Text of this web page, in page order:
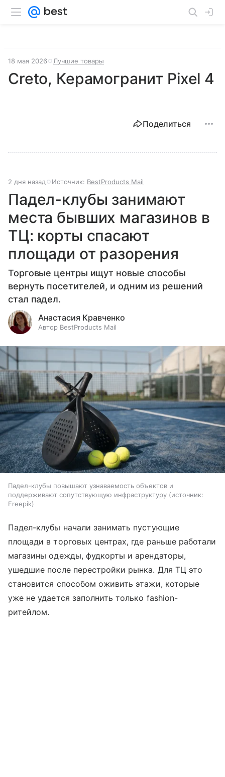
18 мая 2026 Лучшие товары
Creto, Керамогранит Pixel 4
Поделиться
2 дня назад Источник: BestProducts Mail
Падел-клубы занимают
места бывших магазинов в
ТЦ: корты спасают
площади от разорения
Торговые центры ищут новые способы
вернуть посетителей, и одним из решений
стал падел.
Анастасия Кравченко
Автор BestProducts Mail
Падел-клубы повышают узнаваемость объектов и
поддерживают сопутствующую инфраструктуру
источник:
Freepik
Падел-клубы начали занимать пустующие
площади в торговых центрах, где раньше работали
магазины одежды, фудкорты и арендаторы,
ушедшие после перестройки рынка. Для ТЦ это
становится способом оживить этажи, которые
уже не удается заполнить только fashion-
ритейлом.